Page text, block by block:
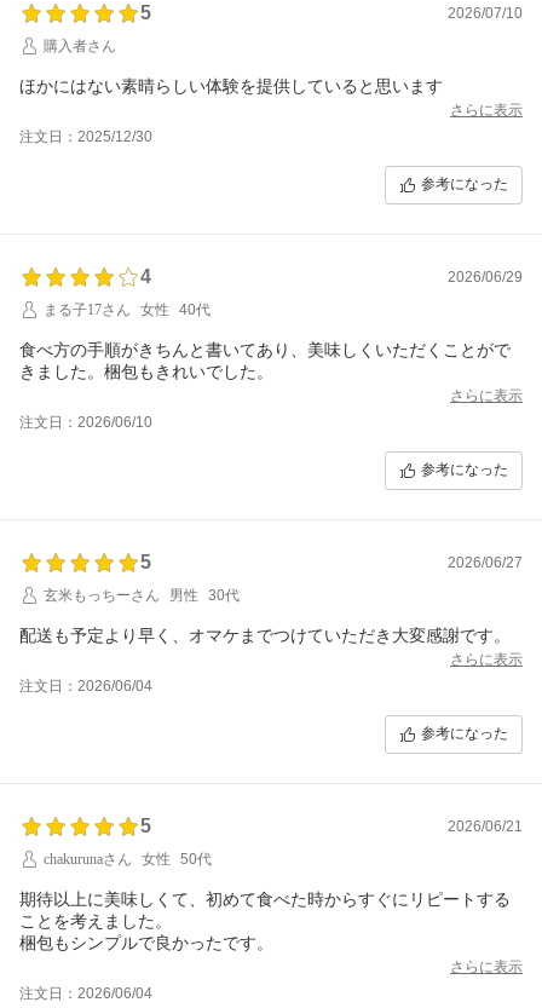
5
2026/07/10
購入者さん
ほかにはない素晴らしい体験を提供していると思います
さらに表示
注文日：2025/12/30
参考になった
4
2026/06/29
まる子17さん
女性 40代
食べ方の手順がきちんと書いてあり、美味しくいただくことがで
きました。梱包もきれいでした。
さらに表示
注文日：2026/06/10
参考になった
5
2026/06/27
玄米もっちーさん
男性 30代
配送も予定より早く、オマケまでつけていただき大変感謝です。
さらに表示
注文日：2026/06/04
参考になった
5
2026/06/21
chakurunaさん
女性 50代
期待以上に美味しくて、初めて食べた時からすぐにリピートする
ことを考えました。
梱包もシンプルで良かったです。
さらに表示
注文日：2026/06/04